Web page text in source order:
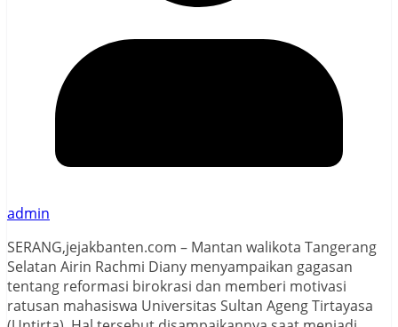
admin
SERANG,jejakbanten.com – Mantan walikota Tangerang
Selatan Airin Rachmi Diany menyampaikan gagasan
tentang reformasi birokrasi dan memberi motivasi
ratusan mahasiswa Universitas Sultan Ageng Tirtayasa